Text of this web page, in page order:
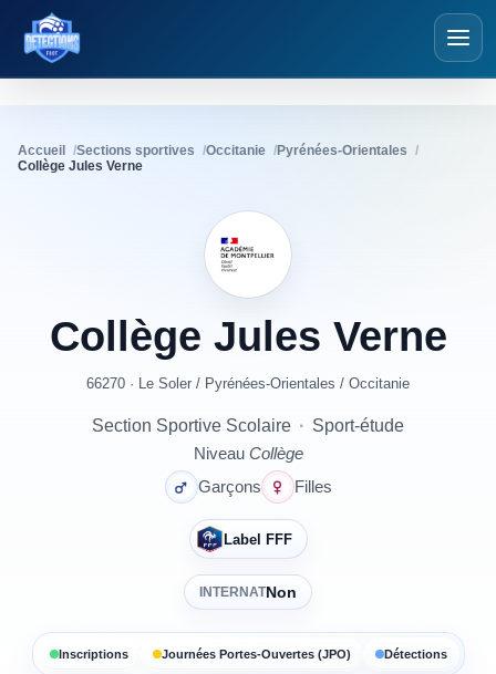
Détections Foot
Accueil Sections sportives Occitanie
Pyrénées-Orientales
Collège Jules Verne
Collège Jules Verne
66270 · Le Soler / Pyrénées-Orientales / Occitanie
Section Sportive Scolaire · Sport-étude
Niveau Collège
Garçons
Filles
Label FFF
INTERNATNon
Inscriptions Journées Portes-Ouvertes (JPO) Détections